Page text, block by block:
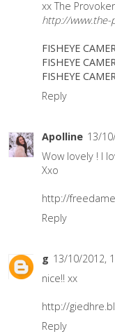
xx The Provoker
http://
FISHEYE
FISHEYE
FISHEYE
Reply
Apolline 13/
Wow lovely ! I
Xxo
http://
Reply
g 13/10/2012,
nice!! xx
http://
Reply